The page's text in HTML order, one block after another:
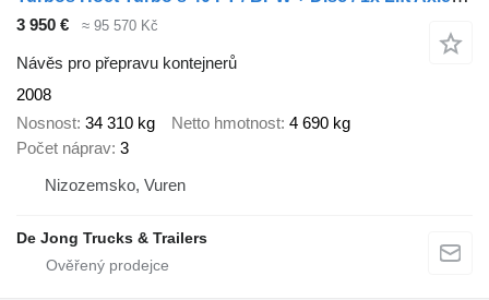
3 950 € ≈ 95 570 Kč
Návěs pro přepravu kontejnerů
2008
Nosnost 34 310 kg Netto hmotnost 4 690 kg
Počet náprav 3
Nizozemsko, Vuren
De Jong Trucks & Trailers